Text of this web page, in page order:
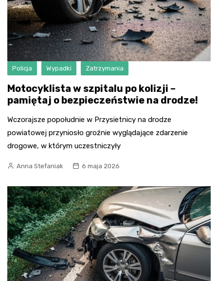
Policja Wypadki Zatrzymania
Motocyklista w szpitalu po kolizji –
pamiętaj o bezpieczeństwie na drodze!
Wczorajsze popołudnie w Przysietnicy na drodze
powiatowej przyniosło groźnie wyglądające zdarzenie
drogowe, w którym uczestniczyły
Anna Stefaniak 6 maja 2026